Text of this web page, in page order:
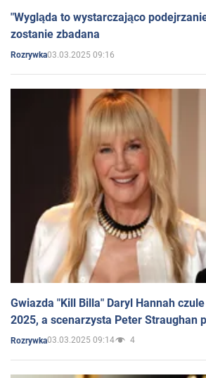
"Wygląda to wystarczająco
zostanie zbadana
Rozrywka03.03.2025 09:16
Gwiazda "Kill Billa" Daryl Hannah
2025, a scenarzysta Peter Straughan
Rozrywka03.03.2025 09:14 4